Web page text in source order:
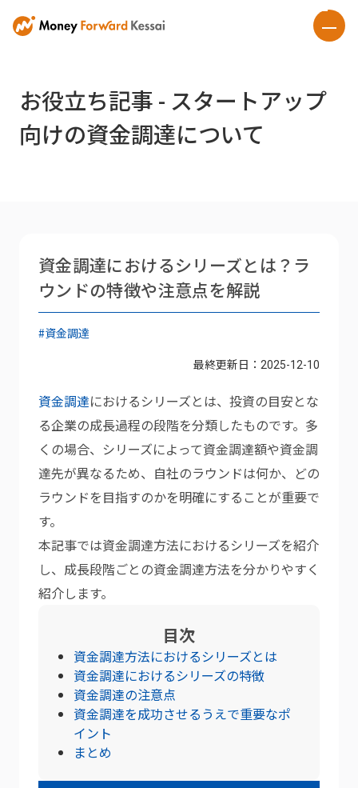
お役立ち記事 - スタートアップ
向けの資金調達について
資金調達におけるシリーズとは？ラ
ウンドの特徴や注意点を解説
#資金調達
最終更新日： 2025-12-10
資金調達におけるシリーズとは、投資の目安とな
る企業の成長過程の段階を分類したものです。多
くの場合、シリーズによって資金調達額や資金調
達先が異なるため、自社のラウンドは何か、どの
ラウンドを目指すのかを明確にすることが重要で
す。
本記事では資金調達方法におけるシリーズを紹介
し、成長段階ごとの資金調達方法を分かりやすく
紹介します。
目次
資金調達方法におけるシリーズとは
資金調達におけるシリーズの特徴
資金調達の注意点
資金調達を成功させるうえで重要なポ
イント
まとめ